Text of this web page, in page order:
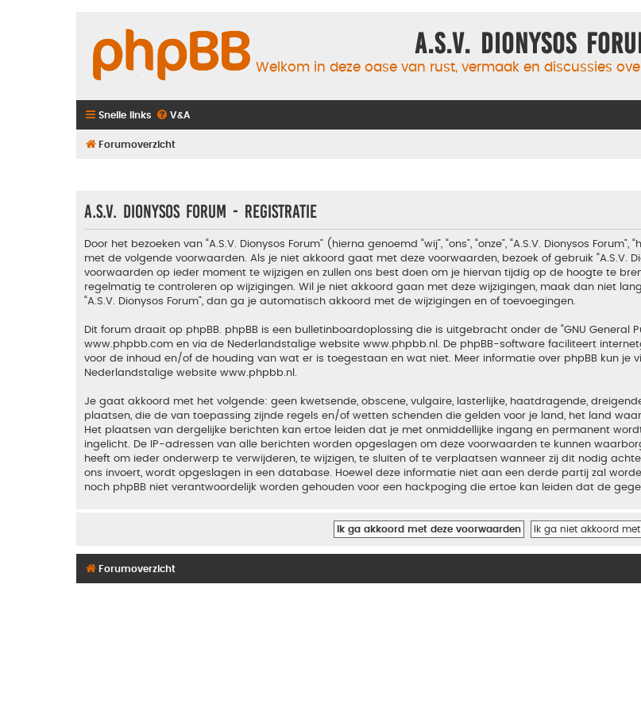
A.S.V. Dionysos
Welkom in deze oase van rust, vermaak en discussies
Snelle links V&A
Forumoverzicht
A.S.V. Dionysos Forum - Registratie
Door het bezoeken van “A.S.V. Dionysos Forum” (hierna genoemd “wij”, “ons”, “onze”, “A.S.V. Dionysos
met de volgende voorwaarden. Als je niet akkoord gaat met deze voorwaarden, bezoek of gebruik “A.S.V.
voorwaarden op ieder moment te wijzigen en zullen ons best doen om je hiervan tijdig op de hoogte te
regelmatig te controleren op wijzigingen. Wil je niet akkoord gaan met deze wijzigingen, maak dan niet
“A.S.V. Dionysos Forum”, dan ga je automatisch akkoord met de wijzigingen en of toevoegingen.
Dit forum draait op phpBB. phpBB is een bulletinboardoplossing die is uitgebracht onder de “GNU General
www.phpbb.com en via de Nederlandstalige website www.phpbb.nl . De phpBB-software faciliteert
voor de inhoud en/of de houding van wat er is toegestaan en wat niet. Meer informatie over phpBB kun je
Nederlandstalige website www.phpbb.nl
Je gaat akkoord met het volgende: geen kwetsende, obscene, vulgaire, lasterlijke, haatdragende,
plaatsen, die de van toepassing zijnde regels en/of wetten schenden die gelden voor je land, het land waar
Het plaatsen van dergelijke berichten kan ertoe leiden dat je met onmiddellijke ingang en permanent
ingelicht. De IP-adressen van alle berichten worden opgeslagen om deze voorwaarden te kunnen
heeft om ieder onderwerp te verwijderen, te wijzigen, te sluiten of te verplaatsen wanneer zij dit nodig
ons invoert, wordt opgeslagen in een database. Hoewel deze informatie niet aan een derde partij zal
noch phpBB niet verantwoordelijk worden gehouden voor een hackpoging die ertoe kan leiden dat de
Forumoverzicht